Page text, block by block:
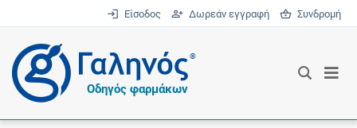
Είσοδος Δωρεάν εγγραφή Συνδρομή
®
Οδηγός φαρμάκων